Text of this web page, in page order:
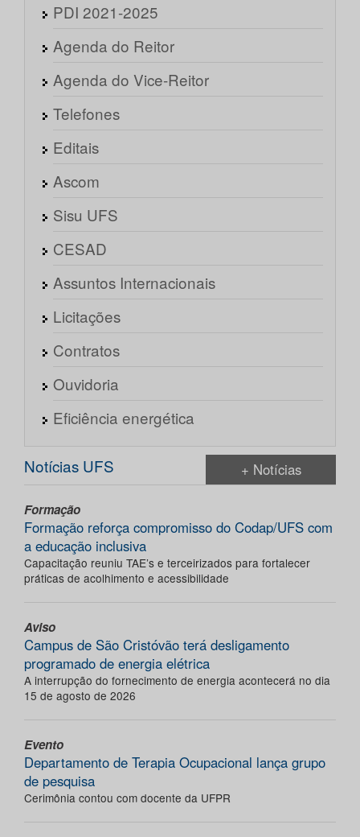
PDI 2021-2025
Agenda do Reitor
Agenda do Vice-Reitor
Telefones
Editais
Ascom
Sisu UFS
CESAD
Assuntos Internacionais
Licitações
Contratos
Ouvidoria
Eficiência energética
Notícias UFS + Notícias
Formação
Formação reforça compromisso do Codap/UFS com
a educação inclusiva
Capacitação reuniu TAE’s e terceirizados para fortalecer
práticas de acolhimento e acessibilidade
Aviso
Campus de São Cristóvão terá desligamento
programado de energia elétrica
A interrupção do fornecimento de energia acontecerá no dia
15 de agosto de 2026
Evento
Departamento de Terapia Ocupacional lança grupo
de pesquisa
Cerimônia contou com docente da UFPR